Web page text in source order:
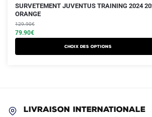
SURVETEMENT JUVENTUS TRAINING 2024
ORANGE
129.90€
Le
prix
initial
était :
79.90€
Le
prix
actuel
est :
Choix des options
Ce
produit
a
plusieurs
variations.
choisies
LIVRAISON INTERNATIONALE